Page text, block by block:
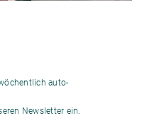
auto­
Newsletter ein.